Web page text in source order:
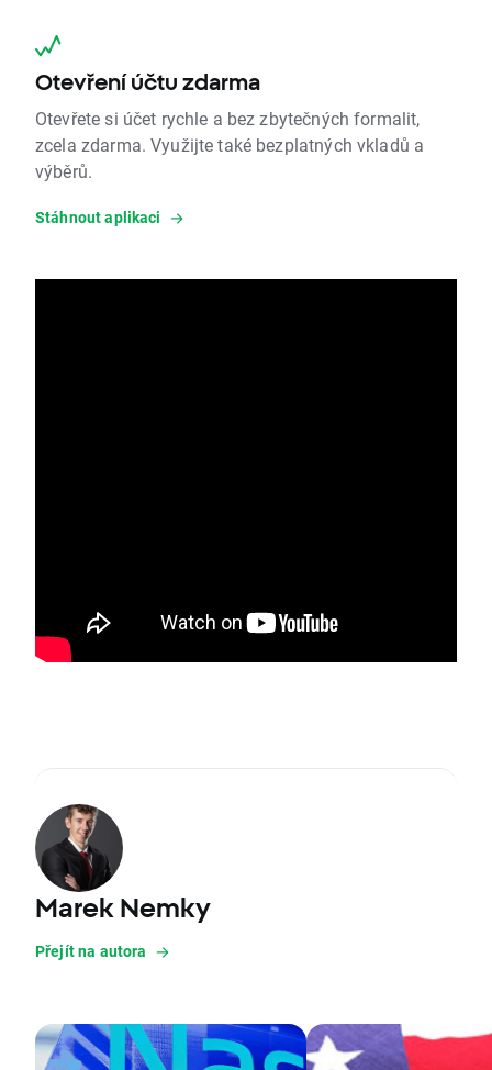
Otevření účtu zdarma
Otevřete si účet rychle a bez zbytečných formalit,
zcela zdarma. Využijte také bezplatných vkladů a
výběrů.
Stáhnout aplikaci
Marek Nemky
Přejít na autora